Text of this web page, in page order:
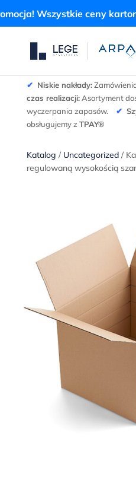
Wszystkie ceny kartonów
✔ Niskie nakłady:
czas realizacji:Asortyment
wyczerpania zapasów. ✔
obsługujemy z TPAY®
Katalog / Uncategorized/
regulowaną wysokością